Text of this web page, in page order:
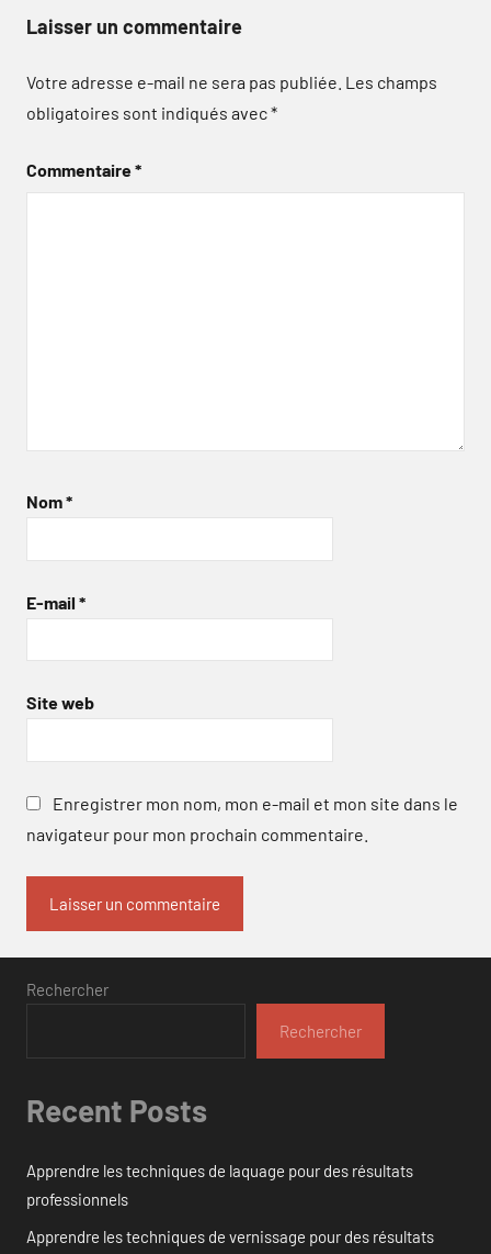
Laisser un commentaire
Votre adresse e-mail ne sera pas publiée. Les champs
obligatoires sont indiqués avec*
Commentaire*
Nom*
E-mail *
Site web
Enregistrer mon nom, mon e-mail et mon site dans le
navigateur pour mon prochain commentaire.
Rechercher
Rechercher
Recent Posts
Apprendre les techniques de laquage pour des résultats
professionnels
Apprendre les techniques de vernissage pour des résultats